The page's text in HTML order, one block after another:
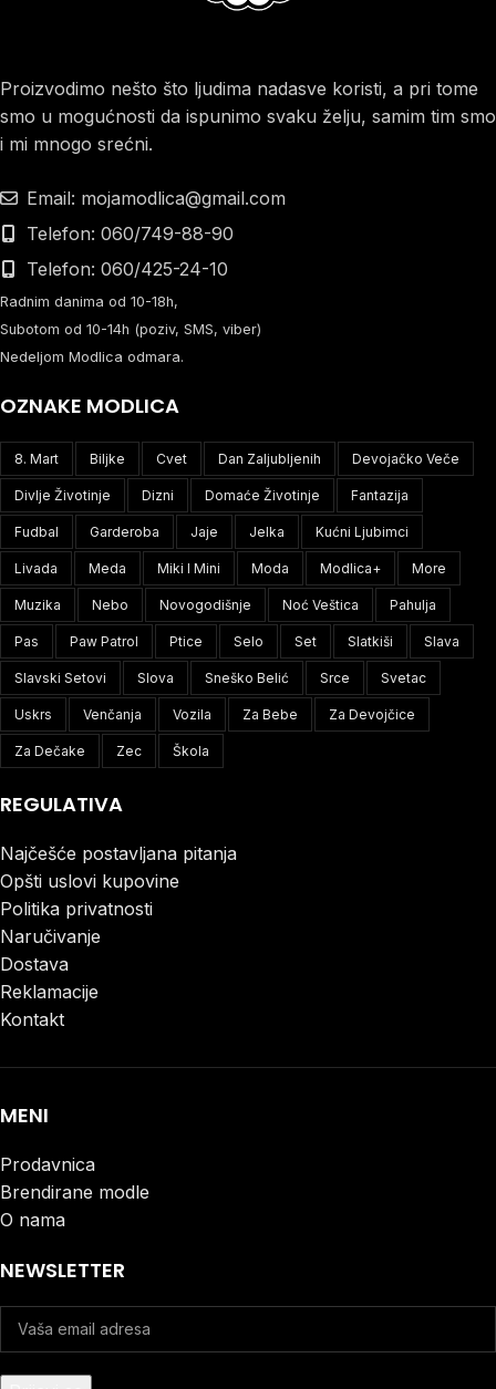
Proizvodimo nešto što ljudima nadasve koristi, a pri tome
smo u mogućnosti da ispunimo svaku želju, samim tim smo
i mi mnogo srećni.
Email: mojamodlica@gmail.com
Telefon: 060/749-88-90
Telefon: 060/425-24-10
Radnim danima od 10-18h,
Subotom od 10-14h (poziv, SMS, viber)
Nedeljom Modlica odmara.
OZNAKE MODLICA
8. Mart Biljke Cvet Dan Zaljubljenih Devojačko Veče
Divlje Životinje Dizni Domaće Životinje Fantazija
Fudbal Garderoba Jaje Jelka Kućni Ljubimci
Livada Meda Miki I Mini Moda Modlica+ More
Muzika Nebo Novogodišnje Noć Veštica Pahulja
Pas Paw Patrol Ptice Selo Set Slatkiši Slava
Slavski Setovi Slova Sneško Belić Srce Svetac
Uskrs Venčanja Vozila Za Bebe Za Devojčice
Za Dečake Zec Škola
REGULATIVA
Najčešće postavljana pitanja
Opšti uslovi kupovine
Politika privatnosti
Naručivanje
Dostava
Reklamacije
Kontakt
MENI
Prodavnica
Brendirane modle
O nama
NEWSLETTER